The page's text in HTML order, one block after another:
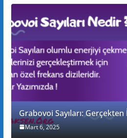
Grabovoi Sayıları: Gerçekten
Mart 6, 2025